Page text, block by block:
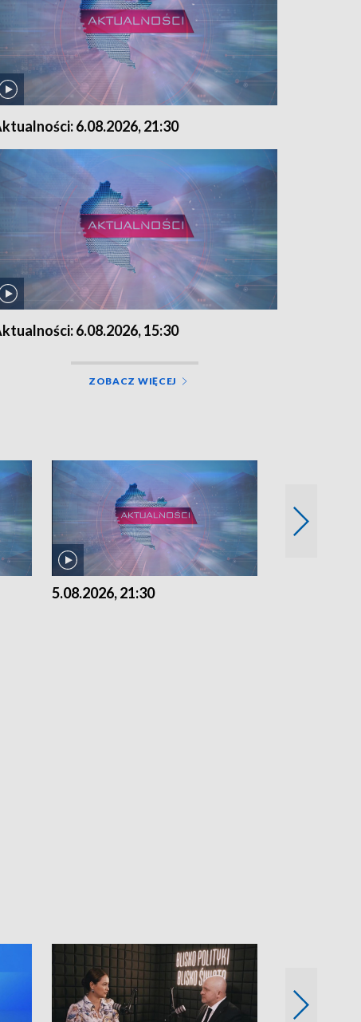
6.08.2026, 21:30
6.08.2026, 15:30
ZOBACZ WIĘCEJ
5.08.2026, 21:30